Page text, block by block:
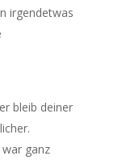
irgendetwas
bleib deiner
ganz